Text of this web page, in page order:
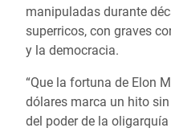
manipuladas durante
superricos, con graves
y la democracia.
“Que la fortuna de Elon
dólares marca un hito
del poder de la